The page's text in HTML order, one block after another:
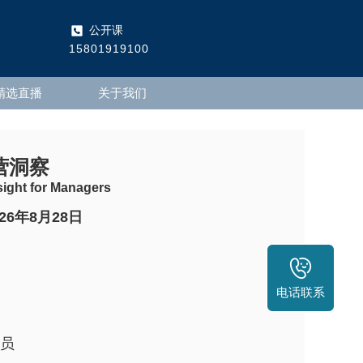
公开课
15801919100
选直播 关于我们
洞察
for Managers
年8月28日
电话联系